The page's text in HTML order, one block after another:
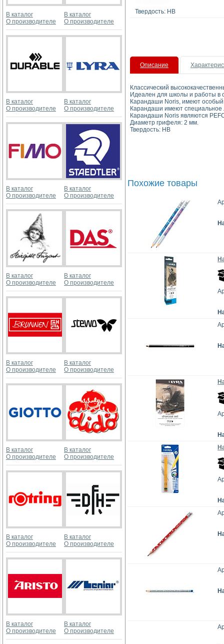
В каталог
О производителе
В каталог
О производителе
В каталог
О производителе
В каталог
О производителе
В каталог
О производителе
В каталог
О производителе
В каталог
О производителе
В каталог
О производителе
В каталог
О производителе
В каталог
О производителе
В каталог
О производителе
В каталог
О производителе
В каталог
О производителе
В каталог
О производителе
В каталог
О производителе
В каталог
О производителе
Твердость: HB
Описание
Классический
Идеален для школы и работы в
Карандаши Noris, имеют
Карандаши имеют специальное
Карандаши Noris являются
Диаметр грифеля: 2 мм.
Твердость: HB
Похожие товары